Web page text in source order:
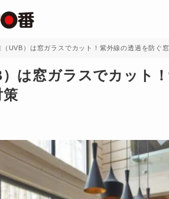
（UVB）は窓ガラスでカット！紫外線の透過を防ぐ
は窓ガラスでカット
策